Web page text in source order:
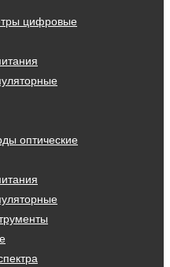
цифровые
оптические